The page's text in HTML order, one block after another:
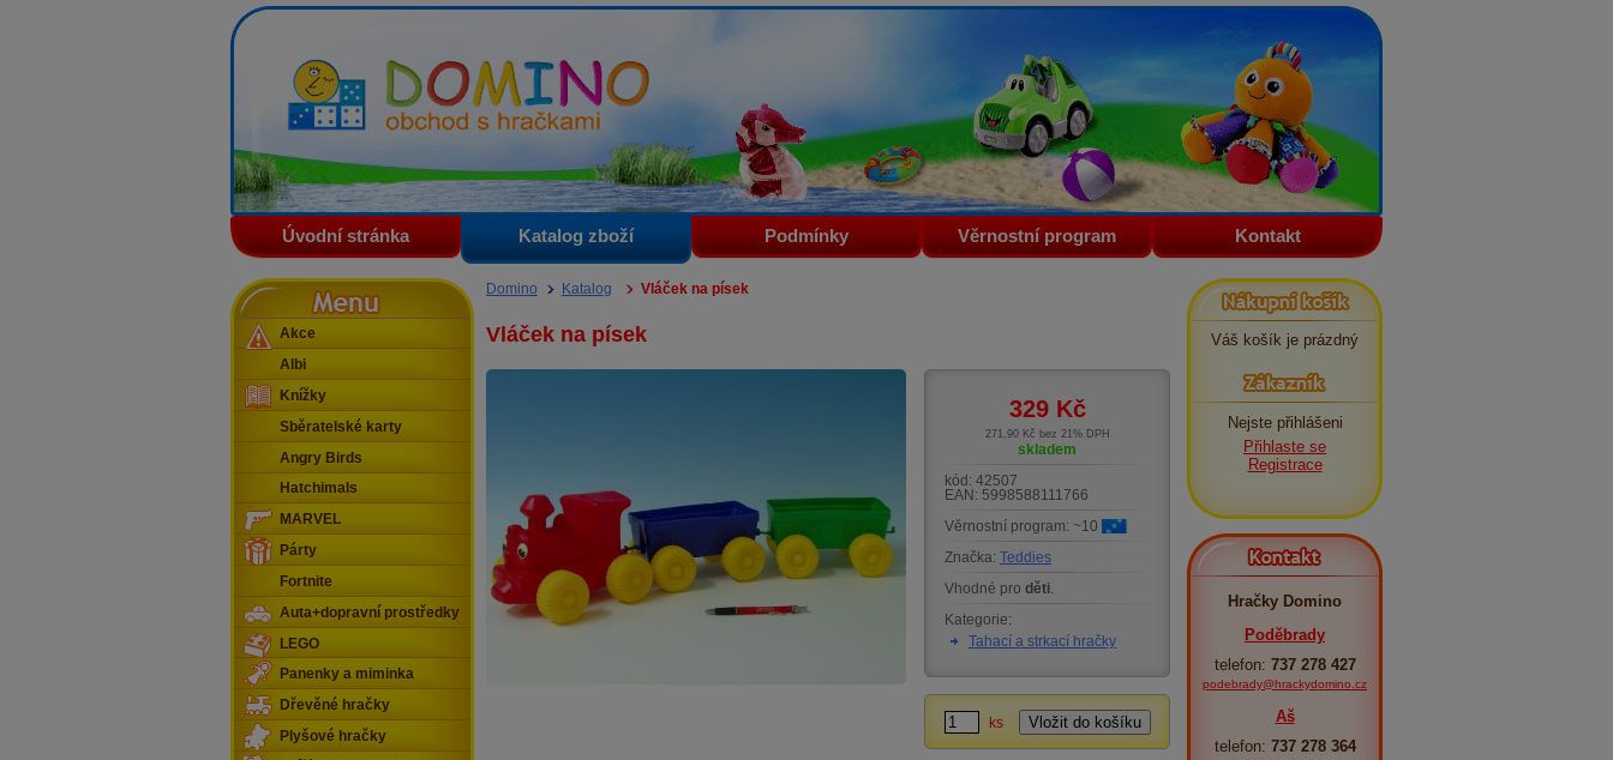
Domino - obchod s hračkami
Úvodní stránka Katalog zboží Podmínky Věrnostní program Kontakt
Domino Katalog Vláček na písek
Vláček na písek
329 Kč
271,90 Kč bez 21% DPH
skladem
kód: 42507
EAN: 5998588111766
Věrnostní program: ~10
Značka: Teddies
Vhodné pro děti
Kategorie:
Tahací a strkací hračky
ks
Menu
Akce
Albi
Knížky
Sběratelské karty
Angry Birds
Hatchimals
MARVEL
Párty
Fortnite
Auta+dopravní prostředky
LEGO
Panenky a miminka
Dřevěné hračky
Plyšové hračky
Nákupní košík
Váš košík je prázdný
Zákazník
Nejste přihlášeni
Přihlaste se
Registrace
Kontakt
Hračky Domino
Poděbrady
telefon: 737 278 427
podebrady@hrackydomino.cz
Aš
telefon: 737 278 364